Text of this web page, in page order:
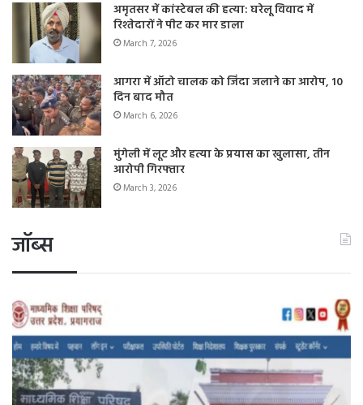
अमृतसर में कांस्टेबल की हत्या: घरेलू विवाद में
रिश्तेदारों ने पीट कर मार डाला
March 7, 2026
आगरा में ऑटो चालक को जिंदा जलाने का आरोप, 10
दिन बाद मौत
March 6, 2026
मुंगेली में लूट और हत्या के प्रयास का खुलासा, तीन
आरोपी गिरफ्तार
March 3, 2026
जॉब्स